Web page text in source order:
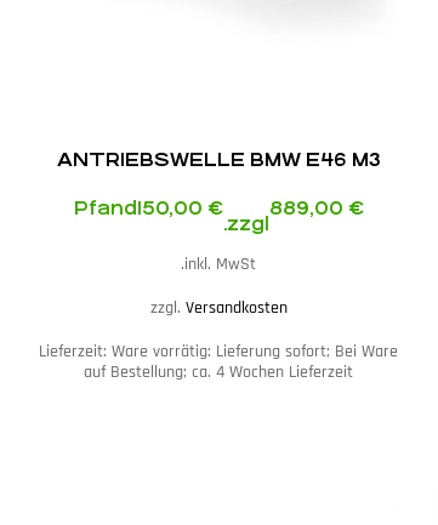
ANTRIEBSWELLE BMW E46 M3
889,00 €
zzgl.
150,00 €
Pfand
inkl. MwSt.
zzgl. Versandkosten
Lieferzeit: Ware vorrätig: Lieferung sofort; Bei Ware
auf Bestellung; ca. 4 Wochen Lieferzeit